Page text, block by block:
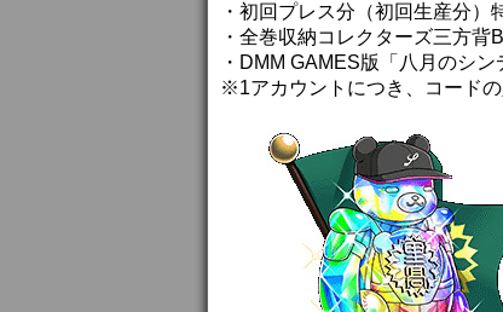
・初回プレス分（初回生産分）
・全巻収納コレクターズ三方背
・DMM GAMES版「八月のシ
※1アカウントにつき、コードの